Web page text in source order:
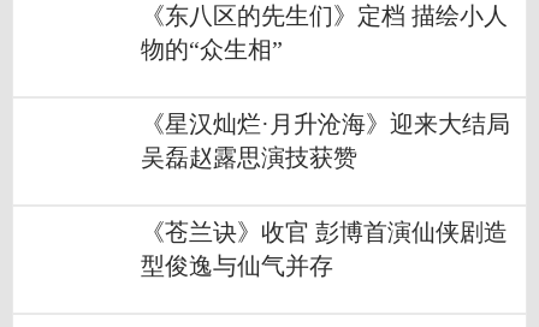
《东八区的先生们》定档 描绘小人
物的“众生相”
《星汉灿烂·月升沧海》迎来大结局
吴磊赵露思演技获赞
《苍兰诀》收官 彭博首演仙侠剧造
型俊逸与仙气并存